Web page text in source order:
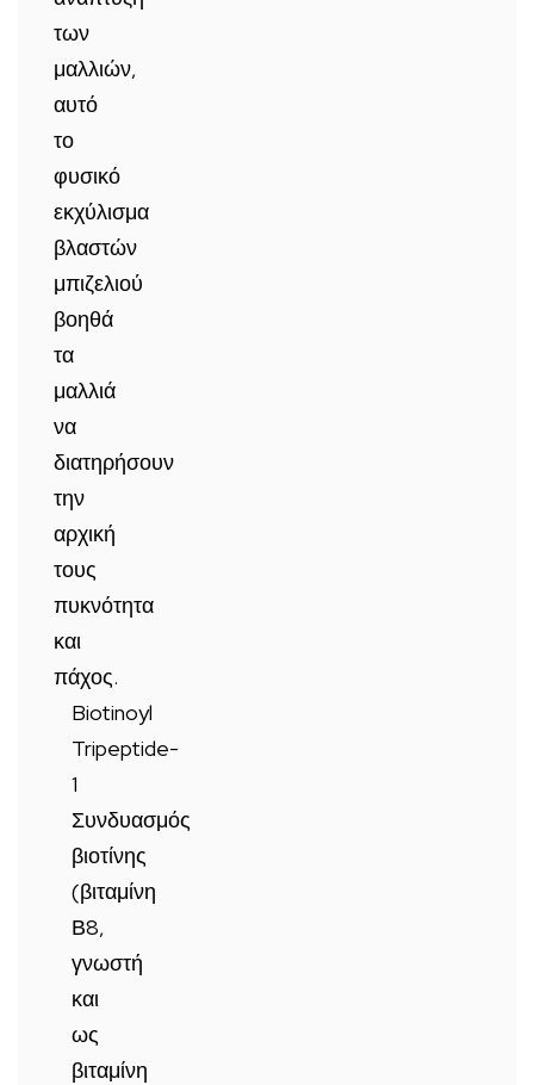
των
μαλλιών,
αυτό
το
φυσικό
εκχύλισμα
βλαστών
μπιζελιού
βοηθά
τα
μαλλιά
να
διατηρήσουν
την
αρχική
τους
πυκνότητα
και
πάχος.
Biotinoyl
Tripeptide-
1
Συνδυασμός
βιοτίνης
(βιταμίνη
Β8,
γνωστή
και
ως
βιταμίνη